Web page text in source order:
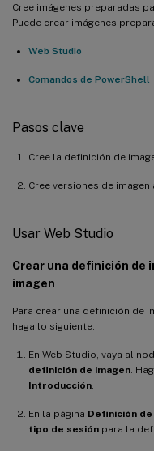
Cree imágenes preparadas
Puede crear imágenes
Web Studio
Comandos de PowerShell
Pasos clave
Cree la definición de
Cree versiones de
Usar Web Studio
Crear una definición de
imagen
Para crear una definición de
haga lo siguiente:
En Web Studio, vaya al
definición de imagen .
Introducción
En la página Definición de
tipo de sesión para la